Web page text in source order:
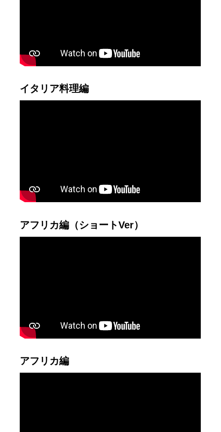
イタリア料理編
アフリカ編（ショートVer）
アフリカ編